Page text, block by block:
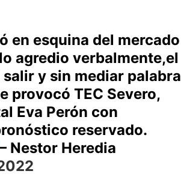
en esquina del mercado
agredio verbalmente,el
y sin mediar palabra
provocó TEC Severo,
Eva Perón con
reservado.
Nestor Heredia